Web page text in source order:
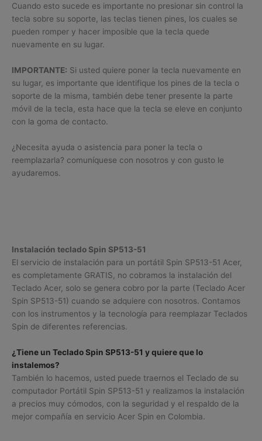
Cuando esto sucede es importante no presionar sin control la
tecla sobre su soporte, las teclas tienen pines, los cuales se
pueden romper y hacer imposible que la tecla quede
nuevamente en su lugar.
IMPORTANTE: Si usted quiere poner la tecla nuevamente en
su lugar, es importante que identifique los pines de la tecla o
soporte de la misma, también debe tener presente la parte
móvil de la tecla, esta hace que la tecla se eleve en conjunto
con la goma de contacto.
¿Necesita ayuda o asistencia para poner la tecla o
reemplazarla? comuníquese con nosotros y con gusto le
ayudaremos.
Instalación teclado Spin SP513-51
El servicio de instalación para un portátil Spin SP513-51 Acer,
es completamente GRATIS, no cobramos la instalación del
Teclado Acer, solo se genera cobro por la parte (Teclado Acer
Spin SP513-51) cuando se adquiere con nosotros. Contamos
con los instrumentos y la tecnología para reemplazar Teclados
Spin de diferentes referencias.
¿Tiene un Teclado Spin SP513-51 y quiere que lo
instalemos?
También lo hacemos, usted puede traernos el Teclado de su
computador Portátil Spin SP513-51 y realizamos la instalación
a precios muy cómodos, con la seguridad y el respaldo de la
mejor compañía en servicio Acer Spin en Colombia.